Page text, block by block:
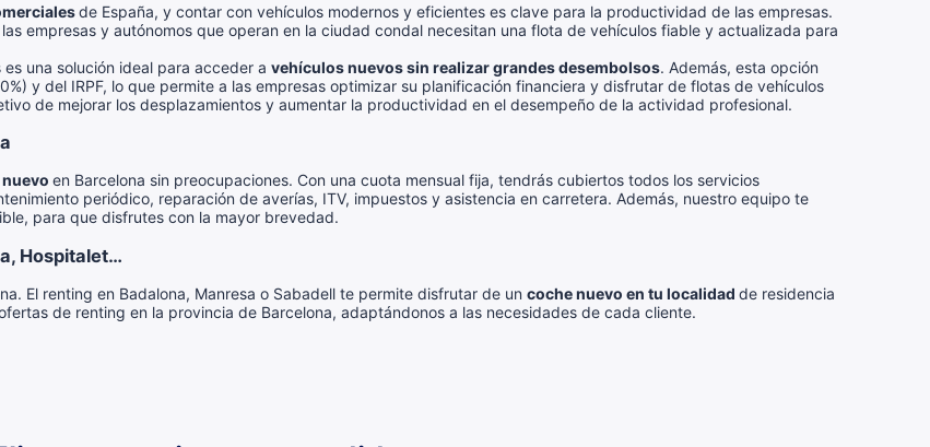
de España, y contar con vehículos modernos y eficientes es clave para la productividad de las empresas.
empresas y autónomos que operan en la ciudad condal necesitan una flota de vehículos fiable y actualizada para
una solución ideal para acceder a vehículos nuevos sin realizargrandes desembolsos. Además, esta opción
y del IRPF, lo que permite a las empresas optimizar su planificación financiera y disfrutar de flotas de vehículos
de mejorar los desplazamientos y aumentar la productividad en el desempeño de la actividad profesional.
en Barcelona sin preocupaciones. Con una cuota mensual fija, tendrás cubiertos todos los servicios
periódico, reparación de averías, ITV, impuestos y asistencia en carretera. Además, nuestro equipo te
para que disfrutes con la mayor brevedad.
Hospitalet…
El renting en Badalona, Manresa o Sabadell te permite disfrutar de un coche nuevo en tu localidad de residencia
de renting en la provincia de Barcelona, adaptándonos a las necesidades de cada cliente.